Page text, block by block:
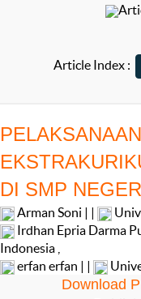
Article Index :
DI SMP
Arman Soni | |
Irdhan Epria Darma
Indonesia
erfan erfan | |
Download